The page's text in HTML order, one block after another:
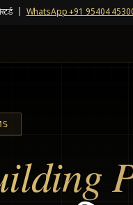
| WhatsApp +91 95404